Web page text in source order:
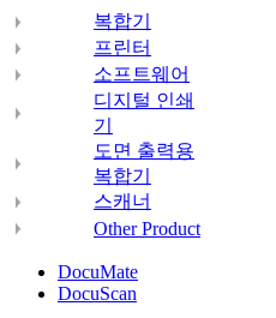
복합기
프린터
소프트웨어
디지털 인쇄
기
도면 출력용
복합기
스캐너
Other Product
DocuMate
DocuScan